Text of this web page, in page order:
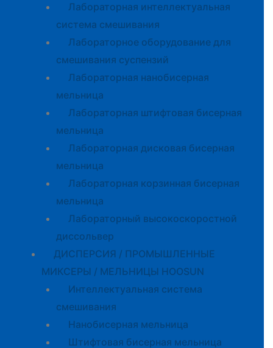
Лабораторная интеллектуальная
система смешивания
Лабораторное оборудование для
смешивания суспензий
Лабораторная нанобисерная
мельница
Лабораторная штифтовая бисерная
мельница
Лабораторная дисковая бисерная
мельница
Лабораторная корзинная бисерная
мельница
Лабораторный высокоскоростной
диссольвер
ДИСПЕРСИЯ / ПРОМЫШЛЕННЫЕ
МИКСЕРЫ / МЕЛЬНИЦЫ HOOSUN
Интеллектуальная система
смешивания
Нанобисерная мельница
Штифтовая бисерная мельница